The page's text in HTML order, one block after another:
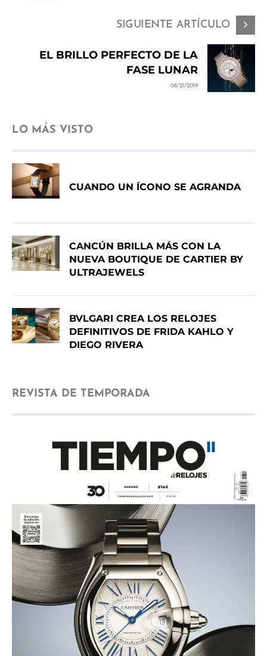
SIGUIENTE ARTÍCULO
EL BRILLO PERFECTO DE LA
FASE LUNAR
08/21/2019
LO MÁS VISTO
CUANDO UN ÍCONO SE AGRANDA
CANCÚN BRILLA MÁS CON LA
NUEVA BOUTIQUE DE CARTIER BY
ULTRAJEWELS
BVLGARI CREA LOS RELOJES
DEFINITIVOS DE FRIDA KAHLO Y
DIEGO RIVERA
REVISTA DE TEMPORADA